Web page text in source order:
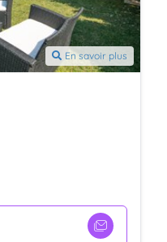
En savoir plus